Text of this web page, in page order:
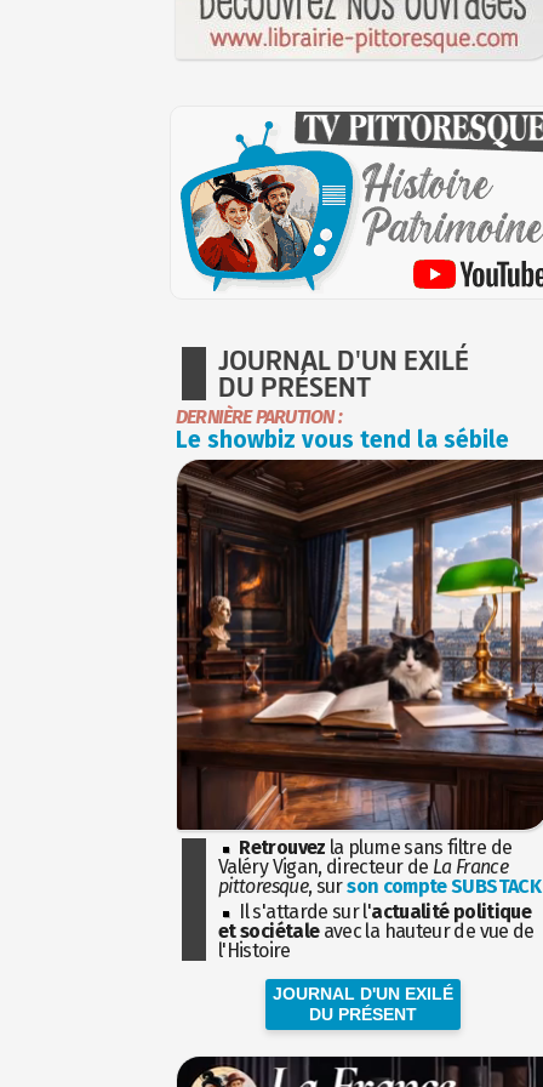
JOURNAL D'UN EXILÉ
DU PRÉSENT
DERNIÈRE PARUTION :
Le showbiz vous tend la sébile
Retrouvez la plume sans filtre de
Valéry Vigan, directeur de La France
pittoresque, surson compte SUBSTACK
Il s'attarde sur l'actualité politique
et sociétaleavec la hauteur de vue de
l'Histoire
JOURNAL D'UN EXILÉ
DU PRÉSENT